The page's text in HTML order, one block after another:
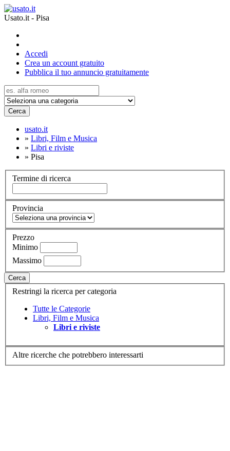
Usato.it - Pisa
Accedi
Crea un account gratuito
Pubblica il tuo annuncio gratuitamente
Cerca
usato.it
» Libri, Film e Musica
» Libri e riviste
» Pisa
Termine di ricerca
Provincia
Prezzo
Minimo
Massimo
Cerca
Restringi la ricerca per categoria
Tutte le Categorie
Libri, Film e Musica
Libri e riviste
Altre ricerche che potrebbero interessarti